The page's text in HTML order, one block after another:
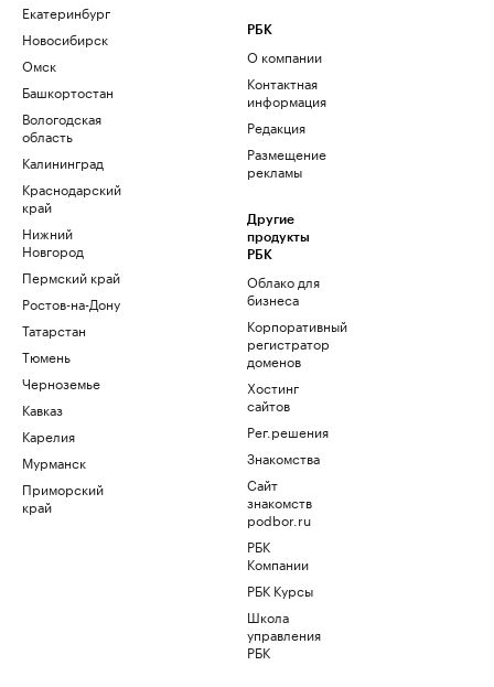
Екатеринбург
Новосибирск
Омск
Башкортостан
Вологодская
область
Калининград
Краснодарский
край
Нижний
Новгород
Пермский край
Ростов-на-Дону
Татарстан
Тюмень
Черноземье
Кавказ
Карелия
Мурманск
Приморский
край
РБК
О компании
Контактная
информация
Редакция
Размещение
рекламы
Другие
продукты
РБК
Облако для
бизнеса
Корпоративный
регистратор
доменов
Хостинг
сайтов
Рег.решения
Знакомства
Сайт
знакомств
podbor.ru
РБК
Компании
РБК Курсы
Школа
управления
РБК